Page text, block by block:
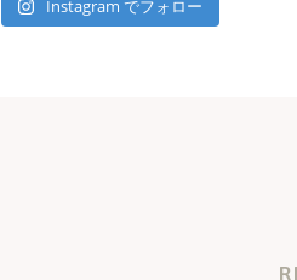
Instagram でフォロー